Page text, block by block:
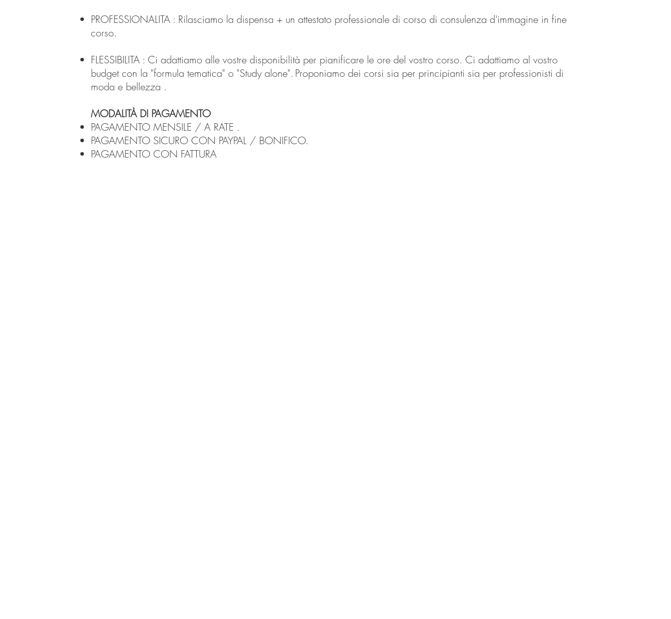
PROFESSIONALITA : Rilasciamo la dispensa + un attestato professionale di corso di consulenza d'immagine in fine
corso.
FLESSIBILITA : Ci adattiamo alle vostre disponibilità per pianificare le ore del vostro corso. Ci adattiamo al vostro
budget con la "formula tematica" o "Study alone". Proponiamo dei corsi sia per principianti sia per professionisti di
moda e bellezza .
MODALITÀDI PAGAMENTO
PAGAMENTO MENSILE / A RATE .
PAGAMENTO SICURO CON PAYPAL / BONIFICO.
PAGAMENTO CON FATTURA